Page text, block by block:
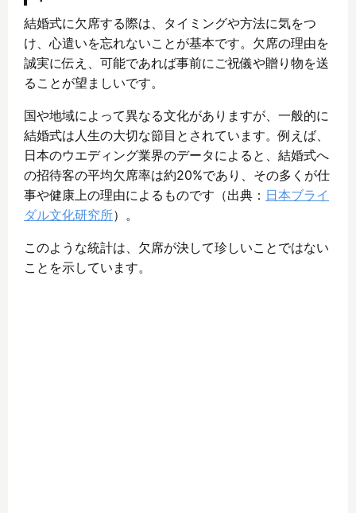
結婚式に欠席する際は、タイミングや方法に気をつ
け、心遣いを忘れないことが基本です。欠席の理由を
誠実に伝え、可能であれば事前にご祝儀や贈り物を送
ることが望ましいです。
国や地域によって異なる文化がありますが、一般的に
結婚式は人生の大切な節目とされています。例えば、
日本のウエディング業界のデータによると、結婚式へ
の招待客の平均欠席率は約20%であり、その多くが仕
事や健康上の理由によるものです（出典： 日本ブライ
ダル文化研究所）。
このような統計は、欠席が決して珍しいことではない
ことを示しています。